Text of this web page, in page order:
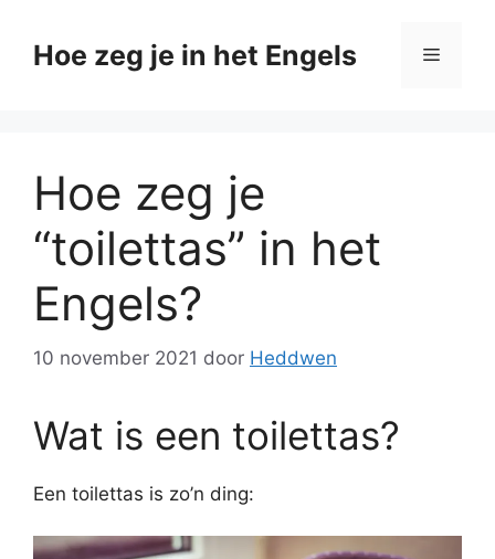
naarHoe zeg je in het Engels Menu
Hoe zeg je
“toilettas” in het
Engels?
10 november 2021 door Heddwen
Wat is een toilettas?
Een toilettas is zo’n ding: